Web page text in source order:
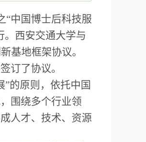
“中国博士后科技服
。西安交通大学与
基地框架协议。
订了协议。
的原则，依托中国
围绕多个行业领
人才、技术、资源